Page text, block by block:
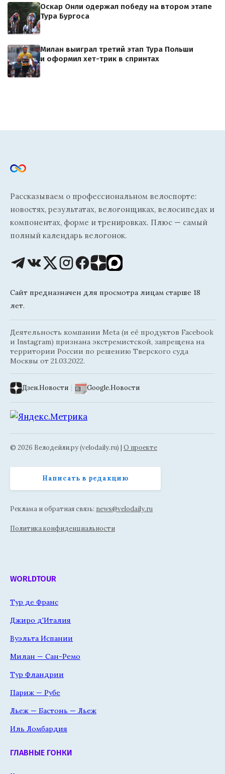
Оскар Онли одержал победу на втором этапе
Тура Бургоса
Милан выиграл третий этап Тура Польши
и оформил хет-трик в спринтах
Рассказываем о профессиональном велоспорте:
новостях, результатах, велогонщиках, велосипедах и
компонентах, форме и тренировках. Плюс — самый
полный календарь велогонок.
Сайт предназначен для просмотра лицам старше 18
лет.
Деятельность компании Meta (и её продуктов Facebook
и Instagram) признана экстремистской, запрещена на
территории России по решению Тверского суда
Москвы от 21.03.2022.
Дзен.Новости | Google.Новости
© 2026 Велодейли.ру (velodaily.ru) | О проекте
Написать в редакцию
Реклама и обратная связь: news@velodaily.ru
Политика конфиденциальности
WORLDTOUR
Тур де Франс
Джиро д'Италия
Вуэльта Испании
Милан — Сан-Ремо
Тур Фландрии
Париж — Рубе
Льеж — Бастонь — Льеж
Иль Ломбардия
ГЛАВНЫЕ ГОНКИ